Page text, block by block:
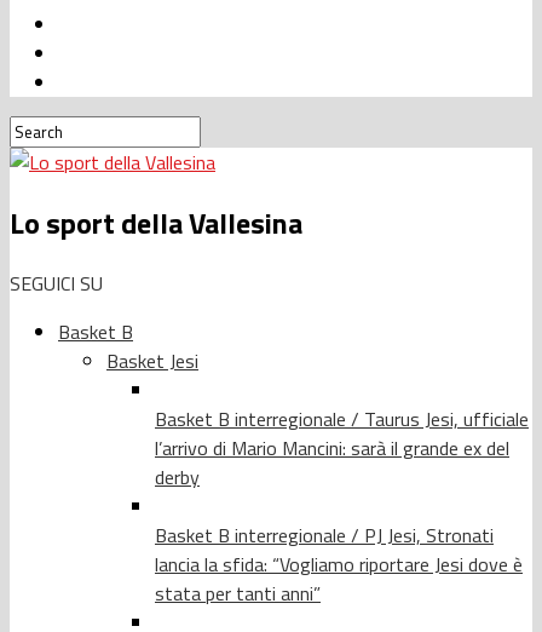
Lo sport della Vallesina
SEGUICI SU
Basket B
Basket Jesi
Basket B interregionale / Taurus Jesi, ufficiale
l’arrivo di Mario Mancini: sarà il grande ex del
derby
Basket B interregionale / PJ Jesi, Stronati
lancia la sfida: “Vogliamo riportare Jesi dove è
stata per tanti anni”